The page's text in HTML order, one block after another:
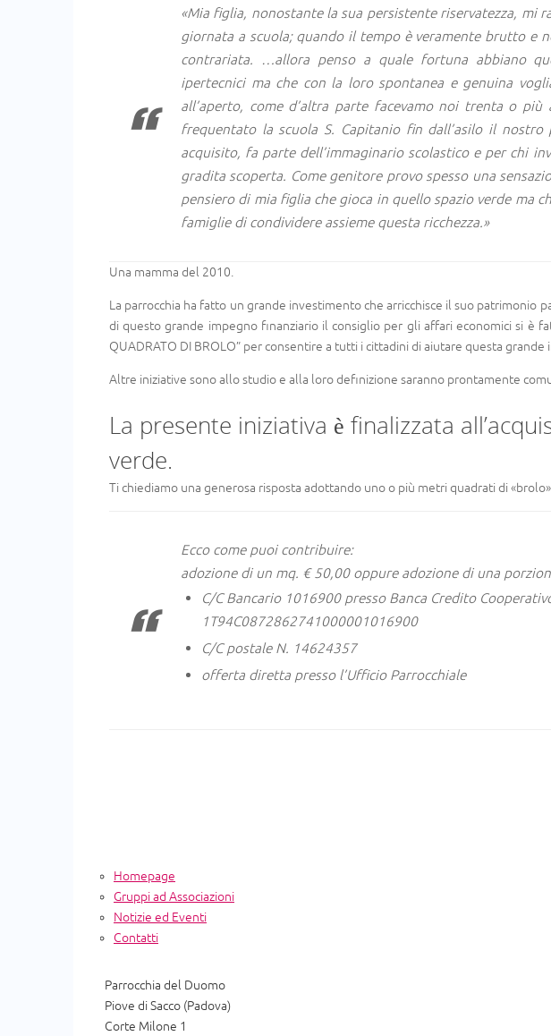
«Mia figlia, nonostante la sua persistente riservatezza, mi
giornata a scuola; quando il tempo è veramente brutto e
contrariata. …allora penso a quale fortuna abbiano
ipertecnici ma che con la loro spontanea e genuina
all’aperto, come d’altra parte facevamo noi trenta o
frequentato la scuola S. Capitanio fin dall’asilo il
acquisito, fa parte dell’immaginario scolastico e per chi
gradita scoperta. Come genitore provo spesso una
pensiero di mia figlia che gioca in quello spazio verde ma
famiglie di condividere assieme questa ricchezza.»
Una mamma del 2010.
La parrocchia ha fatto un grande investimento che arricchisce il suo patrimonio
di questo grande impegno finanziario il consiglio per gli affari economici si è
QUADRATO DI BROLO” per consentire a tutti i cittadini di aiutare questa
Altre iniziative sono allo studio e alla loro definizione saranno prontamente
La presente iniziativa è finalizzata
verde.
Ti chiediamo una generosa risposta adottando uno o più metri quadrati di
Ecco come puoi contribuire:
adozione di un mq. € 50,00 oppure adozione di una
C/C Bancario 1016900 presso Banca Credito
1T94C0872862741000001016900
C/C postale N. 14624357
offerta diretta presso l’Ufficio Parrocchiale
Homepage
Gruppi ad Associazioni
Notizie ed Eventi
Contatti
Parrocchia del Duomo
Piove di Sacco (Padova)
Corte Milone 1